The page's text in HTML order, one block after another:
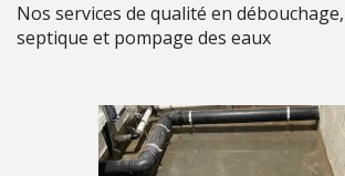
Nos services de qualité en
septique et pompage des eaux